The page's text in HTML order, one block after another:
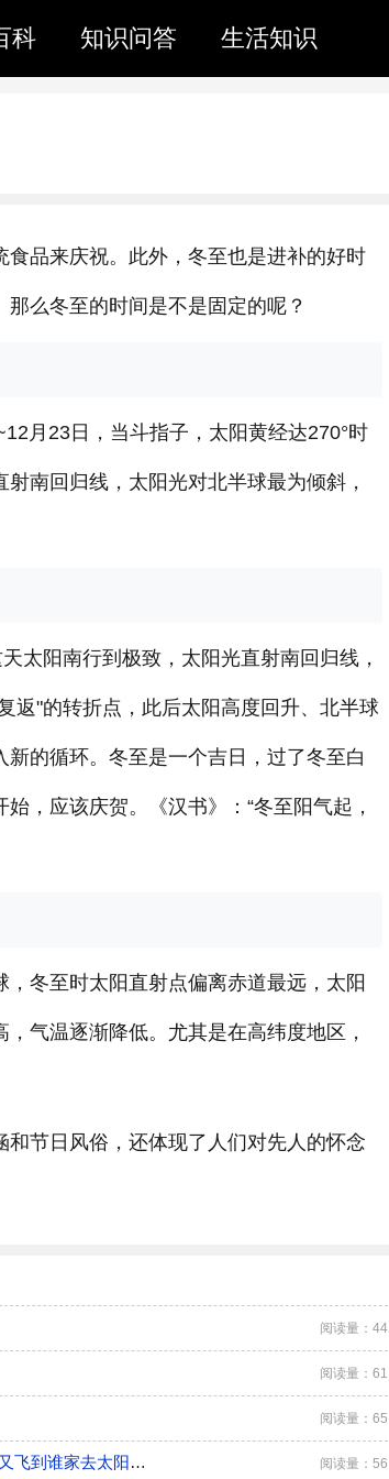
科 知识问答 生活知识
食品来庆祝。此外，冬至也是进补的好时
么冬至的时间是不是固定的呢？
月23日，当斗指子，太阳黄经达270°时
南回归线，太阳光对北半球最为倾斜，
太阳南行到极致，太阳光直射南回归线，
返"的转折点，此后太阳高度回升、北半球
的循环。冬至是一个吉日，过了冬至白
，应该庆贺。《汉书》：“冬至阳气起，
冬至时太阳直射点偏离赤道最远，太阳
气温逐渐降低。尤其是在高纬度地区，
节日风俗，还体现了人们对先人的怀念
阅读量：44
阅读量：61
阅读量：65
它们是从谁家来的又飞到谁家去太阳也不知道修辞手法它们是从谁家来的又飞到谁家去太阳也不知道的修辞手法 阅读量：56